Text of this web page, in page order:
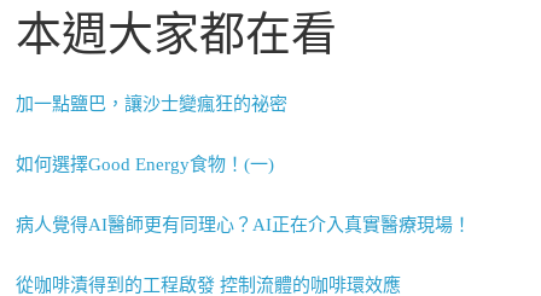
本週大家都在看
加一點鹽巴，讓沙士變瘋狂的祕密
如何選擇Good Energy食物！(一)
病人覺得AI醫師更有同理心？AI正在介入真實醫療現場！
從咖啡漬得到的工程啟發 控制流體的咖啡環效應